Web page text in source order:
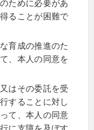
ために必要があ
ることが困難で
育成の推進のた
、本人の同意を
はその委託を受
することに対し
て、本人の同意